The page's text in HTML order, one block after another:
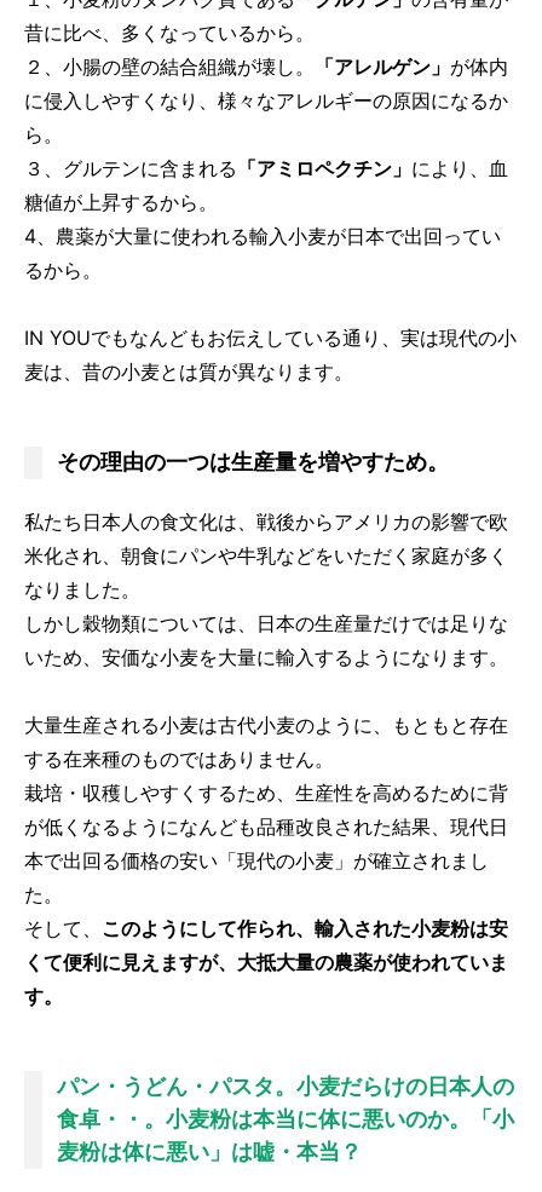
昔に比べ、多くなっているから。
２、小腸の壁の結合組織が壊し。
「アレルゲン」 が体内
に侵入しやすくなり、様々なアレルギーの原因になるか
ら。
３、グルテンに含まれる 「アミロペクチン」 により、血
糖値が上昇するから。
4、農薬が大量に使われる輸入小麦が日本で出回ってい
るから。
IN YOUでもなんどもお伝えしている通り、実は現代の小
麦は、昔の小麦とは質が異なります。
その理由の一つは生産量を増やすため。
私たち日本人の食文化は、戦後からアメリカの影響で欧
米化され、朝食にパンや牛乳などをいただく家庭が多く
なりました。
しかし穀物類については、日本の生産量だけでは足りな
いため、安価な小麦を大量に輸入するようになります。
大量生産される小麦は古代小麦のように、もともと存在
する在来種のものではありません。
栽培・収穫しやすくするため、生産性を高めるために背
が低くなるようになんども品種改良された結果、現代日
本で出回る価格の安い「現代の小麦」が確立されまし
た。
そして、 このようにして作られ、輸入された小麦粉は安
くて便利に見えますが、大抵大量の農薬が使われていま
す。
パン・うどん・パスタ。小麦だらけの日本人の
食卓・・。小麦粉は本当に体に悪いのか。「小
麦粉は体に悪い」は嘘・本当？